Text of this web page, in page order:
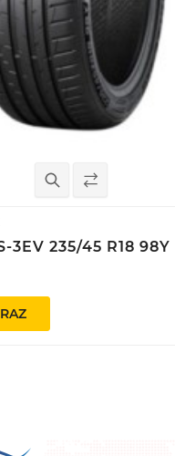
3EV 235/45 R18 98Y